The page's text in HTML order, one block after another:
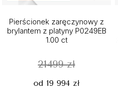
Pierścionek zaręczynowy z
brylantem z platyny P0249EB
1.00 ct
21499 zł
od 19 994 zł